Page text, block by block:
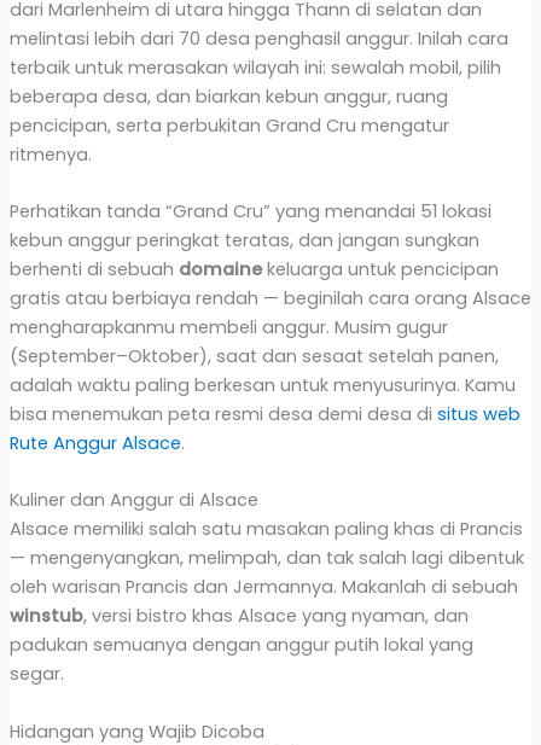
dari Marlenheim di utara hingga Thann di selatan dan
melintasi lebih dari 70 desa penghasil anggur. Inilah cara
terbaik untuk merasakan wilayah ini: sewalah mobil, pilih
beberapa desa, dan biarkan kebun anggur, ruang
pencicipan, serta perbukitan Grand Cru mengatur
ritmenya.
Perhatikan tanda “Grand Cru” yang menandai 51 lokasi
kebun anggur peringkat teratas, dan jangan sungkan
berhenti di sebuah domainekeluarga untuk pencicipan
gratis atau berbiaya rendah — beginilah cara orang Alsace
mengharapkanmu membeli anggur. Musim gugur
(September–Oktober), saat dan sesaat setelah panen,
adalah waktu paling berkesan untuk menyusurinya. Kamu
bisa menemukan peta resmi desa demi desa di situs web
Rute Anggur Alsace.
Kuliner dan Anggur di Alsace
Alsace memiliki salah satu masakan paling khas di Prancis
— mengenyangkan, melimpah, dan tak salah lagi dibentuk
oleh warisan Prancis dan Jermannya. Makanlah di sebuah
winstub, versi bistro khas Alsace yang nyaman, dan
padukan semuanya dengan anggur putih lokal yang
segar.
Hidangan yang Wajib Dicoba